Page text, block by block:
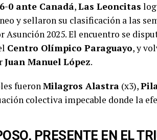
6-0 ante Canadá,Las Leoncitas
y sellaron su clasificación a las
Asunción 2025. El encuentro se
Centro Olímpico Paraguayo, y
Juan Manuel López.
fueronMilagros Alastra (x3),
colectiva impecable donde la
PRESENTE EN EL